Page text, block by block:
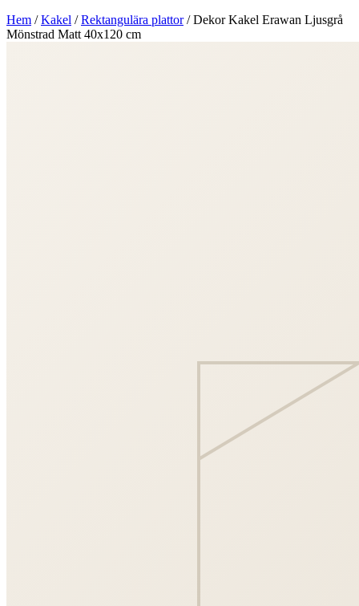
Hem /Kakel /Rektangulära plattor/Dekor Kakel Erawan Ljusgrå
Mönstrad Matt 40x120 cm